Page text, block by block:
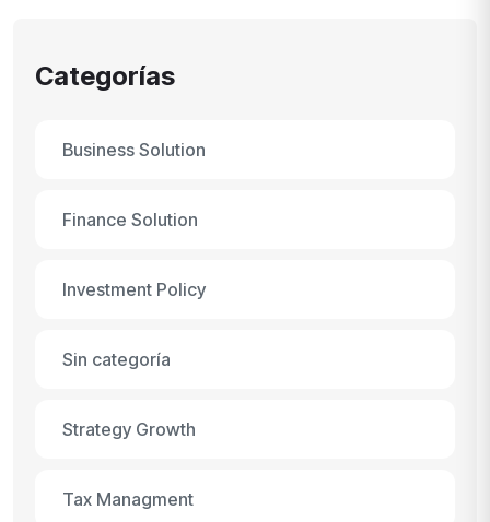
Categorías
Business Solution
Finance Solution
Investment Policy
Sin categoría
Strategy Growth
Tax Managment